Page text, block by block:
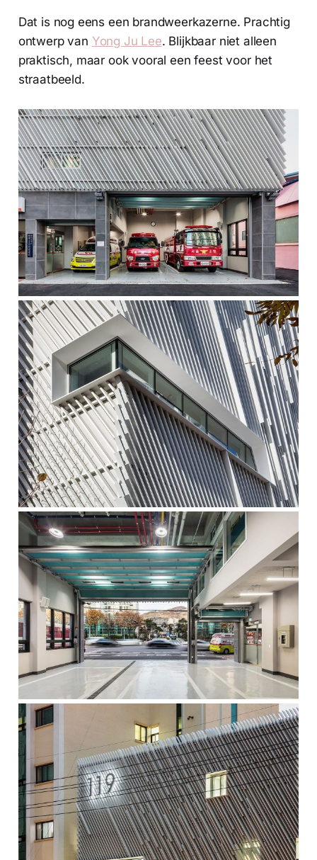
Dat is nog eens een brandweerkazerne. Prachtig
ontwerp van Yong Ju Lee. Blijkbaar niet alleen
praktisch, maar ook vooral een feest voor het
straatbeeld.